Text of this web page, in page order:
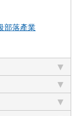
部落產業